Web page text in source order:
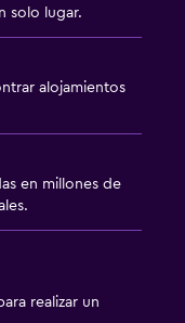
solo lugar.
alojamientos
en millones de
realizar un